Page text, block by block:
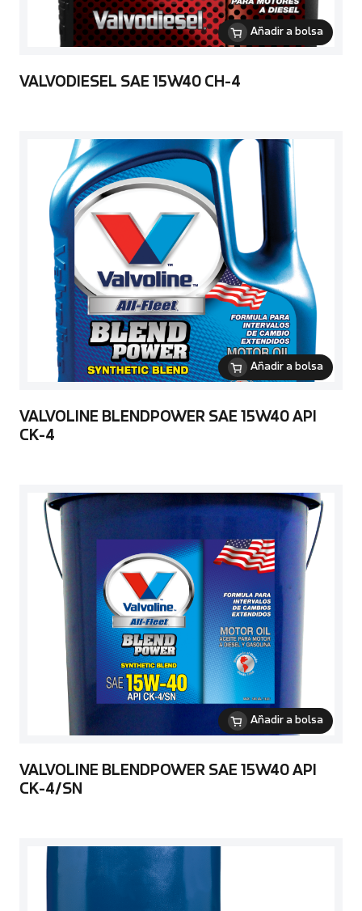
Añadir a bolsa
VALVODIESEL SAE 15W40 CH-4
Añadir a bolsa
VALVOLINE BLENDPOWER SAE 15W40 API
CK-4
Añadir a bolsa
VALVOLINE BLENDPOWER SAE 15W40 API
CK-4/SN